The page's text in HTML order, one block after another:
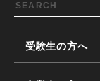
受験生の方へ